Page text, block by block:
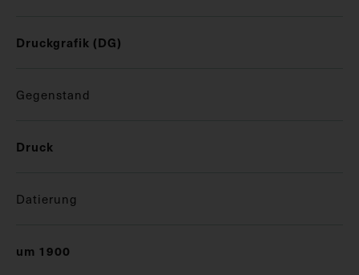
Druckgrafik (DG)
Gegenstand
Druck
Datierung
um 1900